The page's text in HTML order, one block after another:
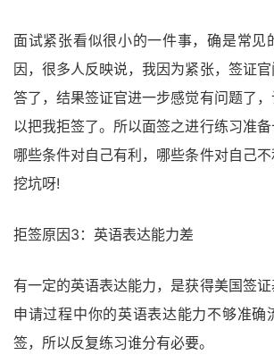
面试紧张看似很小的一件事，确是常见
因，很多人反映说，我因为紧张，签证
答了，结果签证官进一步感觉有问题了
以把我拒签了。所以面签之进行练习准
哪些条件对自己有利，哪些条件对自己
挖坑呀!
拒签原因3：英语表达能力差
有一定的英语表达能力，是获得美国签
申请过程中你的英语表达能力不够准确
签，所以反复练习谁分有必要。